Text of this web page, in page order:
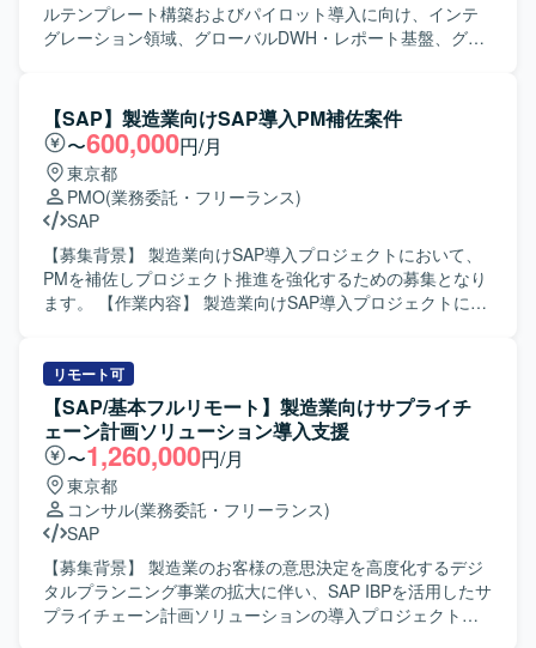
設計を推進していただきます。 グローバルMDM基盤領域で
は、グローバルMDM基盤の要件定義・基本設計を行い、
設計を推進していただきます。 いずれのポジションでも、
説明資料作成や関係者との打ち合わせにおけるファシリテ
ーションを行っていただきます。 【求める人物像】 自ら考
えて主体的に作業を進めることができ、進捗や課題を適宜
報告できる方を求めています。 PPTやExcelを用いた資料作
成を自走して行える方を想定しています。 海外とのコミュ
ニケーションが発生するため、英語でのコミュニケーショ
ンに抵抗がなく、必要に応じて日本語・英語双方でドキュ
メント作成が行える方が望ましいです。 【ポジションの魅
DWHやMDM、インテグレーションなどの基盤領域での高度
な知見を獲得することができます。 グローバルチームや複
数のFunctionalチームと連携しながらプロジェクトを推進す
ることで、アーキテクチャ設計や横断的な課題解決能力を
磨くことができます。 【開発環境】 SAP S4を中核とした
グローバルテンプレート環境上で、Global DWH/Report基
盤、Global MDM基盤などの各種基盤システムの要件定義お
よび基本設計を行います。
ルテンプレート構築およびパイロット導入に向け、インテ
グレーション領域、グローバルDWH・レポート基盤、グロ
ーションメンバーとして、アーキテクチャ全体を俯瞰し、
関連チームやステークホルダーとコミュニケーションを取
りながら横断課題の解決推進や要件・設計の品質担保を行
っていただきます。 グローバルDWH・レポート基盤要件定
義推進メンバーとして、グローバルDWH/Report基盤の要件
定義・基本設計を行い、Functionalチームやインフラ・アー
キチームと連携しながらシステム・機能配置、システム化
要件定義・基本設計を推進していただきます。 グローバル
MDM基盤要件定義推進メンバーとして、グローバルMDM基
ステム化要件定義・基本設計を推進していただきます。
【求める人物像】 自ら考え自発的に作業を進められ、適宜
進捗や課題の報告ができる方を求めています。PPTやExcel
を用いた資料作成を主体的に行える方が望ましく、日本語
をベースとしつつ海外とのコミュニケーションにも前向き
に取り組んでいただける方を想定しています。 【ポジショ
ンの魅力】 グローバル展開を見据えたSAP S4を中心とした
テンプレート構築に上流工程から関わることができ、イン
テグレーション、DWH・レポート基盤、MDM基盤といった
複数領域でアーキテクチャ設計や要件定義に携わることが
できます。グローバルプロジェクトならではの関係者との
【SAP】製造業向けSAP導入PM補佐案件
〜600,000円/月
東京都
PMO(業務委託・フリーランス)
SAP
【募集背景】 製造業向けSAP導入プロジェクトにおいて、
PMを補佐しプロジェクト推進を強化するための募集となり
ます。 【作業内容】 製造業向けSAP導入プロジェクトにお
整、要件や技術内容に踏み込んだ課題の意味の理解、開発
メンバーのタスクおよび進捗コントロール、顧客を巻き込
んだタスク管理のリードなどを行っていただきます。 【求
める人物像】 関係者とのコミュニケーションを円滑に行い
ながら、課題の本質を自ら考え主体的に動ける方を求めて
います。複数のステークホルダーを巻き込みながらタスク
を推進し、プロジェクト全体を俯瞰してリスクや課題を早
期に検知し対応いただける方が望ましいです。 【ポジショ
ンの魅力】 大規模なSAP導入プロジェクトにPM補佐として
参画することで、要件や技術に踏み込んだ上流工程からプ
ロジェクトマネジメントスキルを磨くことができます。顧
リモート可
【SAP/基本フルリモート】製造業向けサプライチ
ェーン計画ソリューション導入支援
〜1,260,000円/月
東京都
コンサル(業務委託・フリーランス)
SAP
【募集背景】 製造業のお客様の意思決定を高度化するデジ
タルプランニング事業の拡大に伴い、SAP IBPを活用したサ
プライチェーン計画ソリューションの導入プロジェクトを